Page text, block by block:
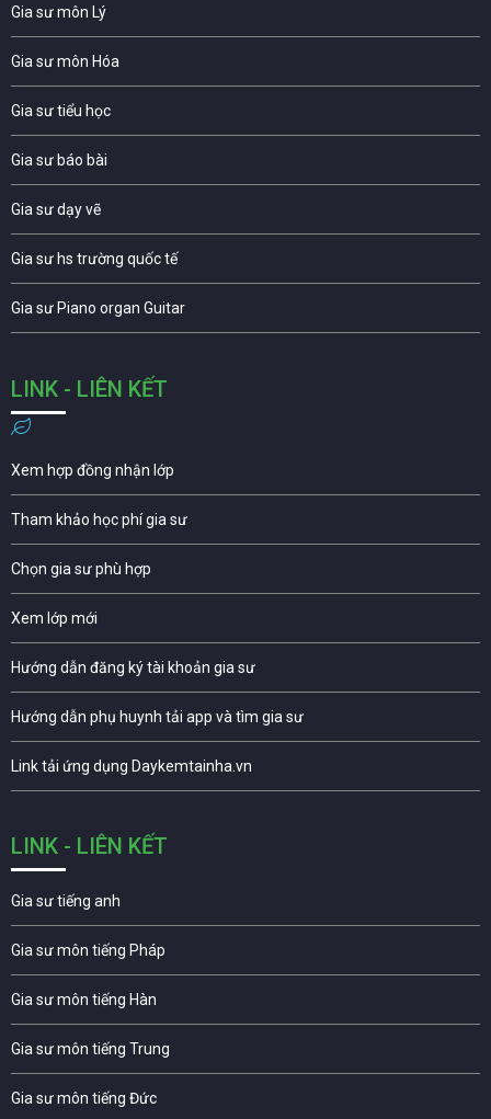
Gia sư môn Lý
Gia sư môn Hóa
Gia sư tiểu học
Gia sư báo bài
Gia sư dạy vẽ
Gia sư hs trường quốc tế
Gia sư Piano organ Guitar
LINK - LIÊN KẾT
Xem hợp đồng nhận lớp
Tham khảo học phí gia sư
Chọn gia sư phù hợp
Xem lớp mới
Hướng dẫn đăng ký tài khoản gia sư
Hướng dẫn phụ huynh tải app và tìm gia sư
Link tải ứng dụng Daykemtainha.vn
LINK - LIÊN KẾT
Gia sư tiếng anh
Gia sư môn tiếng Pháp
Gia sư môn tiếng Hàn
Gia sư môn tiếng Trung
Gia sư môn tiếng Đức